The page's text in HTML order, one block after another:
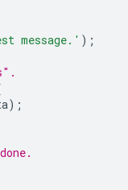
message.' );
);